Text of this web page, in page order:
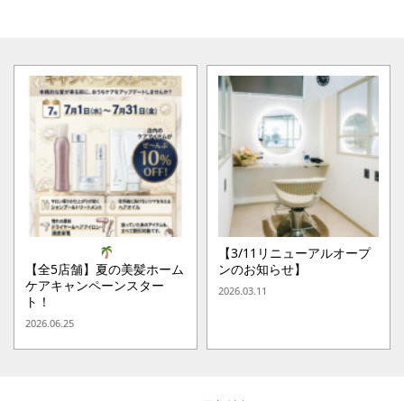
【全5店舗】夏の美髪ホーム
ケアキャンペーンスター
ト！
2026.06.25
【3/11リニューアルオープ
ンのお知らせ】
2026.03.11